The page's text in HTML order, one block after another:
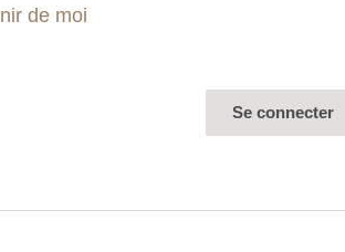
les plus emblématiques, seuls
de jour…) qui viennent encore
de moi